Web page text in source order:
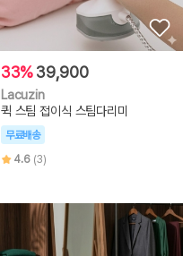
33%39,900
Lacuzin
퀵 스팀 접이식 스팀다리미
무료배송
4.6 (3)